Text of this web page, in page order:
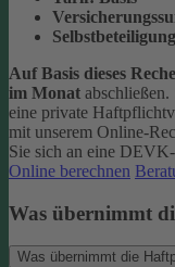
Auf Basis dieses
im Monat abschließen.
eine private
mit unserem Online-
Sie sich an eine
Online berechnen
Was übernimmt
Was übernimmt die